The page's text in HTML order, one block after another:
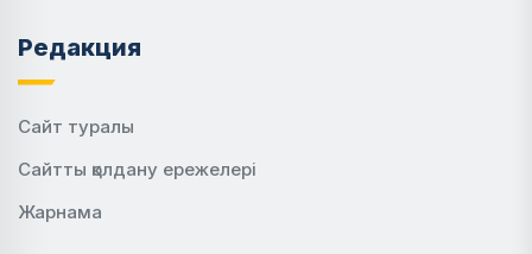
Редакция
Сайт туралы
Сайтты қолдану ережелері
Жарнама